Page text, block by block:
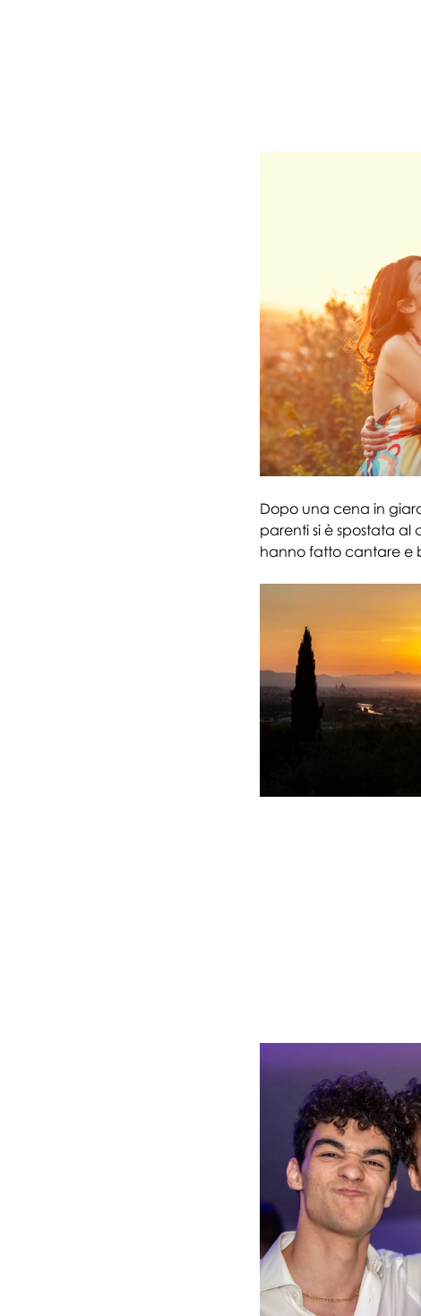
Dopo una cena in
parenti si è spostata al
hanno fatto cantare e